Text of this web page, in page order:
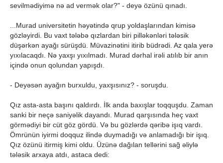
sevilmədiyimə nə ad vermək olar?" - deyə özünü qınadı.
...Murad universitetin həyətində qrup yoldaşlarından kimisə
gözləyirdi. Bu vaxt tələbə qızlardan biri pilləkənləri tələsik
düşərkən ayağı sürüşdü. Müvazinətini itirib büdrədi. Az qala yerə
yıxılacaqdı. Nə yaxşı yıxılmadı. Murad dərhal irəli atılıb bir anın
içində onun qolundan yapışdı.
- Deyəsən ayağın burxuldu, yaxşısınız? - soruşdu.
Qız asta-asta başını qaldırdı. İlk anda baxışlar toqquşdu. Zaman
sanki bir neçə saniyəlik dayandı. Murad qarşısında heç vaxt
görmədiyi bir cüt göz gördü. Və bu gözlərdə qəribə işıq vardı.
Ömrünün iyirmi doqquz ilində duymadığı və anlamadığı bir işıq.
Qız özünü itirmiş kimi oldu. Üzünə dağılan tellərini sağ əliylə
tələsik arxaya atdı, astaca dedi: